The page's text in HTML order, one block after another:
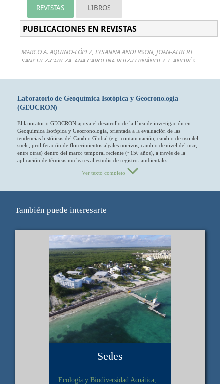
Laboratorio de Geoquímica Isotópica y Geocronología
(GEOCRON)
El laboratorio GEOCRON apoya el desarrollo de la línea de investigación en
Geoquímica Isotópica y Geocronología, orientada a la evaluación de las
tendencias históricas del Cambio Global (e.g. contaminación, cambio de uso del
suelo, proliferación de florecimientos algales nocivos, cambio de nivel del mar,
entre otras) dentro del marco temporal reciente (~150 años), a través de la
aplicación de técnicas nucleares al estudio de registros ambientales.
Ver texto completo
También puede interesarte
Sedes
Ecología y Biodiversidad Acuática,